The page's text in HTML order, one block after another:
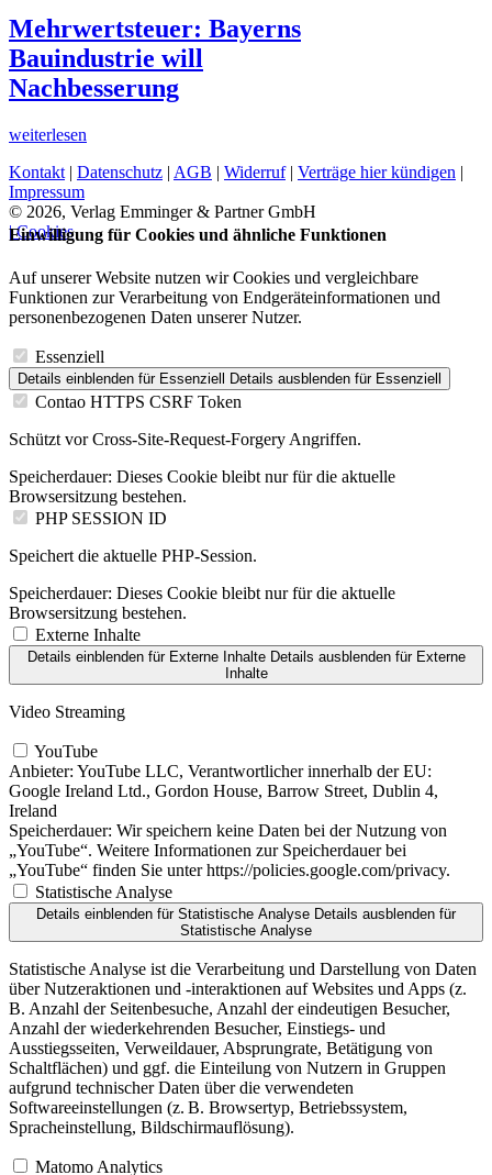
Mehrwertsteuer: Bayerns
Bauindustrie will
Nachbesserung
weiterlesen
Kontakt | Datenschutz | AGB | Widerruf| Verträge hier kündigen |
Impressum
© 2026, Verlag Emminger & Partner GmbH
| Cookies
Einwilligung für Cookies und ähnliche Funktionen
Auf unserer Website nutzen wir Cookies und vergleichbare
Funktionen zur Verarbeitung von Endgeräteinformationen und
personenbezogenen Daten unserer Nutzer.
Essenziell
Details einblenden für Essenziell Details ausblenden für Essenziell
Contao HTTPS CSRF Token
Schützt vor Cross-Site-Request-Forgery Angriffen.
Speicherdauer: Dieses Cookie bleibt nur für die aktuelle
Browsersitzung bestehen.
PHP SESSION ID
Speichert die aktuelle PHP-Session.
Speicherdauer: Dieses Cookie bleibt nur für die aktuelle
Browsersitzung bestehen.
Externe Inhalte
Details einblendenfür Externe Inhalte Details ausblendenfür Externe
Inhalte
Video Streaming
YouTube
Anbieter: YouTube LLC, Verantwortlicher innerhalb der EU:
Google Ireland Ltd., Gordon House, Barrow Street, Dublin 4,
Ireland
Speicherdauer: Wir speichern keine Daten bei der Nutzung von
„YouTube“. Weitere Informationen zur Speicherdauer bei
„YouTube“ finden Sie unter https://policies.google.com/privacy.
Statistische Analyse
Details einblenden für Statistische Analyse Details ausblenden für
Statistische Analyse
Statistische Analyse ist die Verarbeitung und Darstellung von Daten
über Nutzeraktionen und -interaktionen auf Websites und Apps (z.
B. Anzahl der Seitenbesuche, Anzahl der eindeutigen Besucher,
Anzahl der wiederkehrenden Besucher, Einstiegs- und
Ausstiegsseiten, Verweildauer, Absprungrate, Betätigung von
Schaltflächen) und ggf. die Einteilung von Nutzern in Gruppen
aufgrund technischer Daten über die verwendeten
Softwareeinstellungen (z. B. Browsertyp, Betriebssystem,
Spracheinstellung, Bildschirmauflösung).
Matomo Analytics